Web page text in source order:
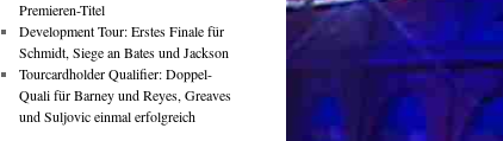
Premieren-Titel
Development Tour: Erstes Finale für
Schmidt, Siege an Bates und Jackson
Tourcardholder Qualifier: Doppel-
Quali für Barney und Reyes, Greaves
und Suljovic einmal erfolgreich